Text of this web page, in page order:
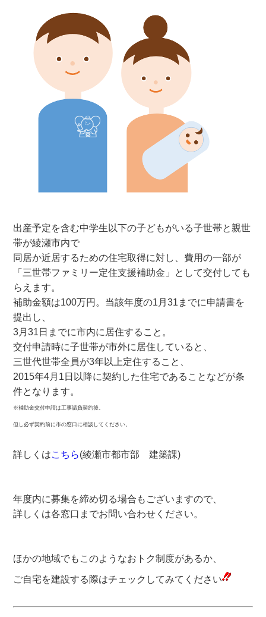
出産予定を含む中学生以下の子どもがいる子世帯と親世
帯が綾瀬市内で
同居か近居するための住宅取得に対し、費用の一部が
「三世帯ファミリー定住支援補助金」として交付しても
らえます。
補助金額は100万円。当該年度の1月31までに申請書を
提出し、
3月31日までに市内に居住すること。
交付申請時に子世帯が市外に居住していると、
三世代世帯全員が3年以上定住すること、
2015年4月1日以降に契約した住宅であることなどが条
件となります。
※補助金交付申請は工事請負契約後。
但し必ず契約前に市の窓口に相談してください。
詳しくはこちら(綾瀬市都市部 建築課)
年度内に募集を締め切る場合もございますので、
詳しくは各窓口までお問い合わせください。
ほかの地域でもこのようなおトク制度があるか、
ご自宅を建設する際はチェックしてみてください